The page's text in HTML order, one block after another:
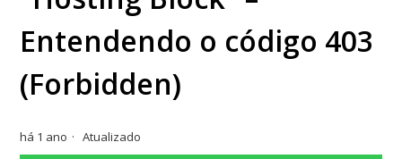
Entendendo o código 403
(Forbidden)
há 1 ano Atualizado